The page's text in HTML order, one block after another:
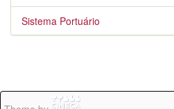
Sistema Portuário